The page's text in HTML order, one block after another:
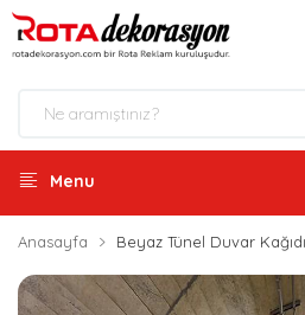
Menu
Anasayfa Beyaz Tünel Duvar Kağıdı